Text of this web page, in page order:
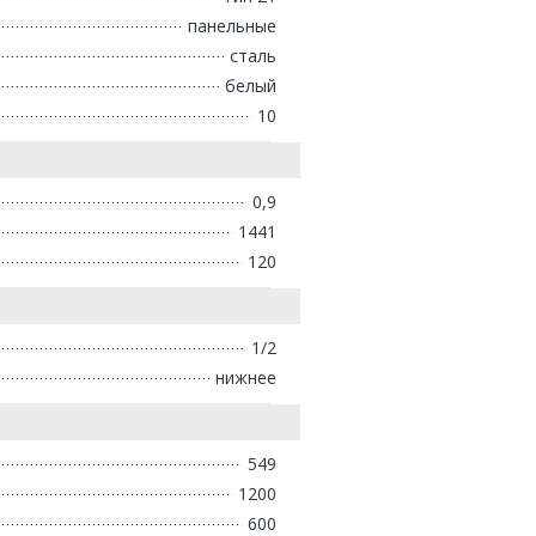
панельные
сталь
белый
10
0,9
1441
120
1/2
нижнее
549
1200
600